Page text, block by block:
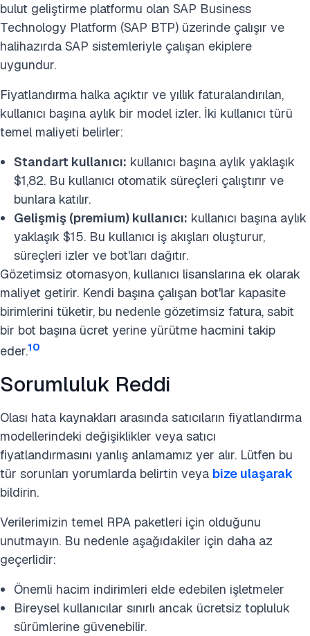
bulut geliştirme platformu olan SAP Business
Technology Platform (SAP BTP) üzerinde çalışır ve
halihazırda SAP sistemleriyle çalışan ekiplere
uygundur.
Fiyatlandırma halka açıktır ve yıllık faturalandırılan,
kullanıcı başına aylık bir model izler. İki kullanıcı türü
temel maliyeti belirler:
Standart kullanıcı: kullanıcı başına aylık yaklaşık
$1,82. Bu kullanıcı otomatik süreçleri çalıştırır ve
bunlara katılır.
Gelişmiş (premium) kullanıcı: kullanıcı başına aylık
yaklaşık $15. Bu kullanıcı iş akışları oluşturur,
süreçleri izler ve bot'ları dağıtır.
Gözetimsiz otomasyon, kullanıcı lisanslarına ek olarak
maliyet getirir. Kendi başına çalışan bot'lar kapasite
birimlerini tüketir, bu nedenle gözetimsiz fatura, sabit
bir bot başına ücret yerine yürütme hacmini takip
eder.10
Sorumluluk Reddi
Olası hata kaynakları arasında satıcıların fiyatlandırma
modellerindeki değişiklikler veya satıcı
fiyatlandırmasını yanlış anlamamız yer alır. Lütfen bu
tür sorunları yorumlarda belirtin veya bize ulaşarak
bildirin.
Verilerimizin temel RPA paketleri için olduğunu
unutmayın. Bu nedenle aşağıdakiler için daha az
geçerlidir:
Önemli hacim indirimleri elde edebilen işletmeler
Bireysel kullanıcılar sınırlı ancak ücretsiz topluluk
sürümlerine güvenebilir.